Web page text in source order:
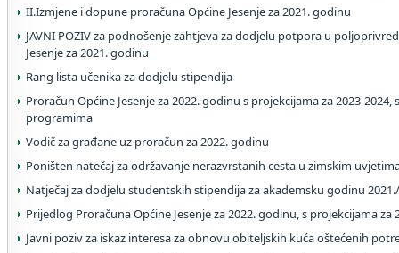
II.Izmjene i dopune proračuna Općine Jesenje za 2021. godinu
JAVNI POZIV za podnošenje zahtjeva za dodjelu potpora u
Jesenje za 2021. godinu
Rang lista učenika za dodjelu stipendija
Proračun Općine Jesenje za 2022. godinu s projekcijama za 2023-2024,
programima
Vodič za građane uz proračun za 2022. godinu
Poništen natečaj za održavanje nerazvrstanih cesta u zimskim
Natječaj za dodjelu studentskih stipendija za akademsku godinu
Prijedlog Proračuna Općine Jesenje za 2022. godinu, s projekcijama za
Javni poziv za iskaz interesa za obnovu obiteljskih kuća oštećenih